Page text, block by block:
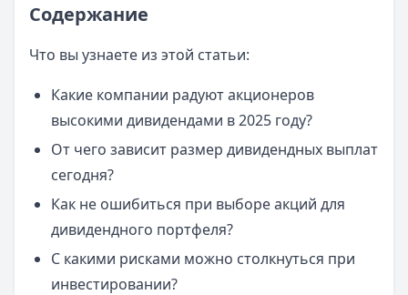
Содержание
Что вы узнаете из этой статьи:
Какие компании радуют акционеров
высокими дивидендами в 2025 году?
От чего зависит размер дивидендных выплат
сегодня?
Как не ошибиться при выборе акций для
дивидендного портфеля?
С какими рисками можно столкнуться при
инвестировании?